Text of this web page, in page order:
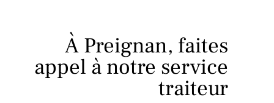
À Preignan, faites
appel à notre service
traiteur